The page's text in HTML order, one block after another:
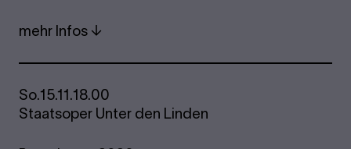
mehr Infos
So.15.11.18.00
Staatsoper Unter den Linden